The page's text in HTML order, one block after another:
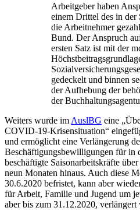
Arbeitgeber haben
einem Drittel des in der
die Arbeitnehmer
Bund. Der Anspruch
ersten Satz ist mit der
gedeckelt und binnen
der Aufhebung der
der
Weiters wurde im AuslBG eine
COVID-19-Krisensituation“
und ermöglicht eine Verlängerung
Beschäftigungsbewilligungen für in
beschäftigte Saisonarbeitskräfte
neun Monaten hinaus. Auch diese
30.6.2020 befristet, kann aber
für Arbeit, Familie und Jugend um
aber bis zum 31.12.2020, verlängert